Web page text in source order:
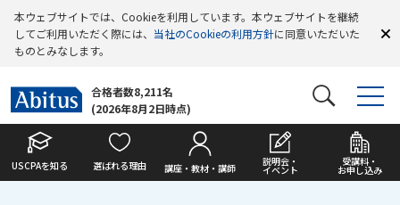
本ウェブサイトでは、Cookieを利用しています。本ウェブサイトを継続
してご利用いただく際には、 当社のCookieの利用方針に同意いただいた
ものとみなします。
合格者数8,211名
(2026年8月2日時点)
USCPAを知る 選ばれる理由 講座・教材・講師
説明会・
イベント
受講料・
お申し込み